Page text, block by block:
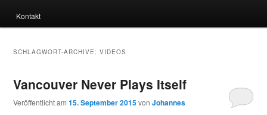
Inhalt
Kontakt
SCHLAGWORT-ARCHIVE:VIDEOS
Vancouver Never Plays Itself
Veröffentlicht am15. September 2015vonJohannes